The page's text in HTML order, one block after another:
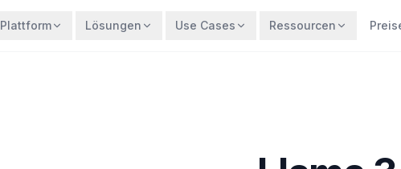
Plattform Lösungen Use Cases Ressourcen